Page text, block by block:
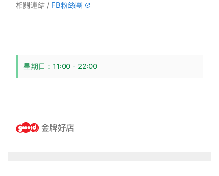
相關連結 FB粉絲團
星期日：11:00 - 22:00